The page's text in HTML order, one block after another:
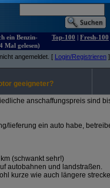
ein Benzin-
Mal gelesen)
Top-100 | Fresh-100
angemeldet. [ Login/Registrieren ]
geeigneter?
anschaffungspreis sind
lieferung ein auto habe,
(schwankt sehr!)
autobahnen und landstraßen.
kurze wie auch längere